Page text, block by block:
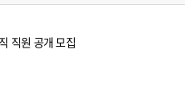
직원 공개 모집